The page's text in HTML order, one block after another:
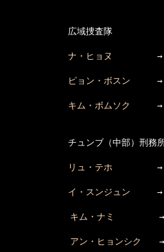
広域捜査隊
ナ・ヒョヌ →　キム
ピョン・ボスン →　ピ
キム・ボムソク →　
チュンブ（中部）刑務
リュ・テホ →　ペ・
イ・スンジュン →　
キム・ナミ →　
アン・ヒョンシク →